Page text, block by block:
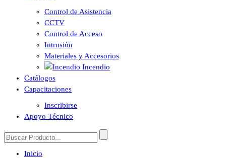
Control de Asistencia
CCTV
Control de Acceso
Intrusión
Materiales y Accesorios
Incendio
Catálogos
Capacitaciones
Inscribirse
Apoyo Técnico
Inicio